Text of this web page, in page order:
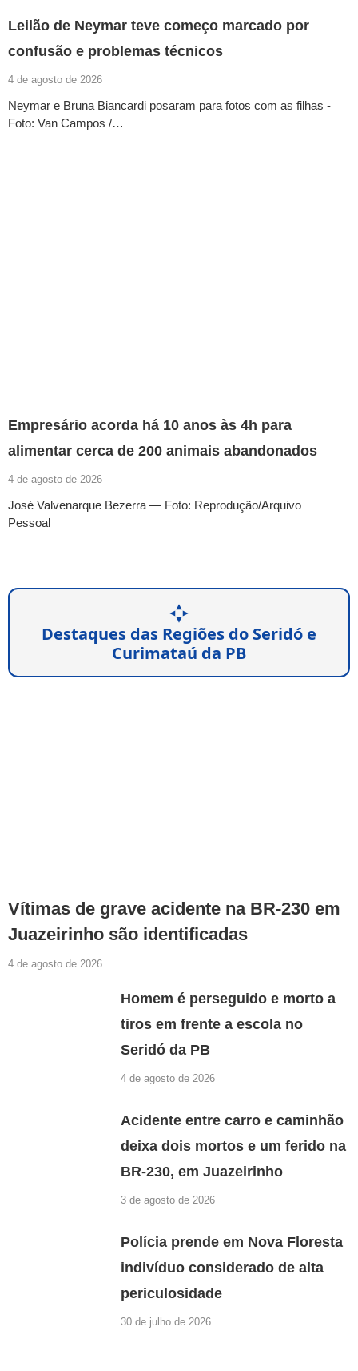
Leilão de Neymar teve começo marcado por
confusão e problemas técnicos
4 de agosto de 2026
Neymar e Bruna Biancardi posaram para fotos com as filhas -
Foto: Van Campos /…
Empresário acorda há 10 anos às 4h para
alimentar cerca de 200 animais abandonados
4 de agosto de 2026
José Valvenarque Bezerra — Foto: Reprodução/Arquivo
Pessoal
Destaques das Regiões do Seridó e
Curimataú da PB
Vítimas de grave acidente na BR-230 em
Juazeirinho são identificadas
4 de agosto de 2026
Homem é perseguido e morto a
tiros em frente a escola no
Seridó da PB
4 de agosto de 2026
Acidente entre carro e caminhão
deixa dois mortos e um ferido na
BR-230, em Juazeirinho
3 de agosto de 2026
Polícia prende em Nova Floresta
indivíduo considerado de alta
periculosidade
30 de julho de 2026